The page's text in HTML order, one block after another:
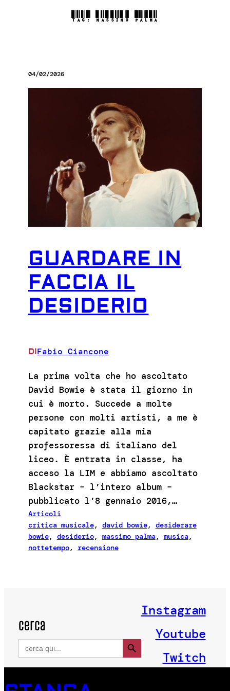
TAG:MASSIMO PALMA
04/02/2026
GUARDARE IN
FACCIA IL
DESIDERIO
DIFabio Ciancone
La prima volta che ho ascoltato
David Bowie è stata il giorno in
cui è morto. Succede a molte
persone con molti artisti, a me è
capitato grazie alla mia
professoressa di italiano del
liceo. È entrata in classe, ha
acceso la LIM e abbiamo ascoltato
Blackstar – l’intero album –
pubblicato l’8 gennaio 2016,…
Articoli
critica musicale, david bowie, desiderare
bowie, desiderio, massimo palma, musica
nottetempo, recensione
cerca
Search
for:
Search Button
Instagram
Youtube
Twitch